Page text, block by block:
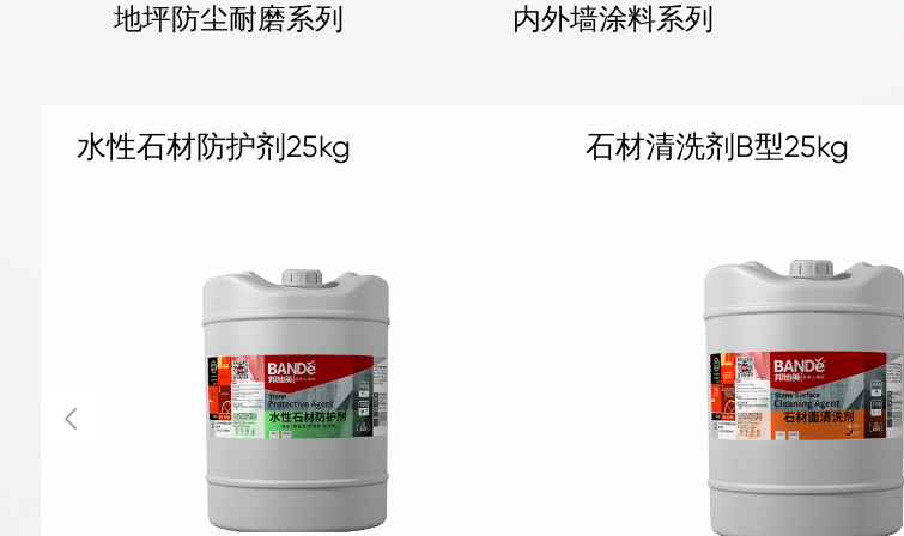
地坪防尘耐磨系列 内外墙涂料系列
地坪抛光液1kg 地坪抛光液4kg
地坪抛光液4kg 地坪补强剂 1KG
地坪补强剂 1KG 地坪补强剂 4KG
地坪补强剂 4KG 混凝土密封固化剂1kg
混凝土密封固化剂1kg 混凝土密封固化剂4kg
混凝土密封固化剂4kg 水晶地坪液体硬化剂 1kg
水晶地坪液体硬化剂 1kg 水晶地坪液体硬化剂 4kg
水晶地坪液体硬化剂 4kg 地坪抛光液25kg
地坪抛光液25kg 地坪抛光液1kg
抗碱底剂25kg 三合一无机面涂25kg铁桶
三合一无机面涂25kg铁桶 罩面剂
罩面剂 抗碱底剂25kg
水性石材防护剂25kg 石材清洗剂B型25kg
石材清洗剂B型25kg 石材清洗剂A型25kg
石材清洗剂A型25kg 水性石材防护剂25kg
刚性防水剂25kg 柔性防水剂25kg
柔性防水剂25kg 水泥面补缝剂25kg
水泥面补缝剂25kg 水泥面补孔洞剂25kg
水泥面补孔洞剂25kg 地面防尘剂25kg
地面防尘剂25kg 水泥面防护剂25kg
水泥面防护剂25kg 墙地面防潮剂25kg
墙地面防潮剂25kg 水泥面修面剂25kg
水泥面修面剂25kg 水泥面修补液25kg
水泥面修补液25kg 刚性防水剂25kg